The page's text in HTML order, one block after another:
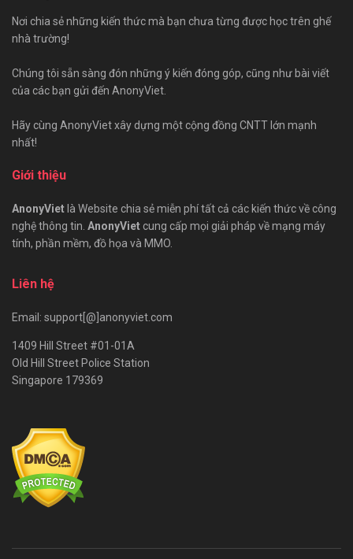
Nơi chia sẻ những kiến thức mà bạn chưa từng được học trên ghế
nhà trường!
Chúng tôi sẵn sàng đón những ý kiến đóng góp, cũng như bài viết
của các bạn gửi đến AnonyViet.
Hãy cùng AnonyViet xây dựng một cộng đồng CNTT lớn mạnh
nhất!
Giới thiệu
AnonyViet là Website chia sẻ miễn phí tất cả các kiến thức về công
nghệ thông tin. AnonyViet cung cấp mọi giải pháp về mạng máy
tính, phần mềm, đồ họa và MMO.
Liên hệ
Email: support[@]anonyviet.com
1409 Hill Street #01-01A
Old Hill Street Police Station
Singapore 179369